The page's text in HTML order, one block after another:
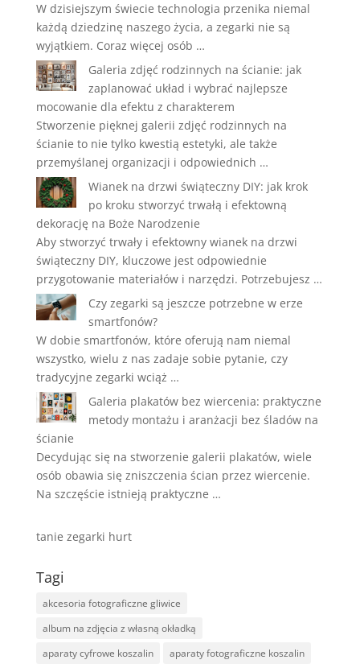
W dzisiejszym świecie technologia przenika niemal
każdą dziedzinę naszego życia, a zegarki nie są
wyjątkiem. Coraz więcej osób …
Galeria zdjęć rodzinnych na ścianie: jak
zaplanować układ i wybrać najlepsze
mocowanie dla efektu z charakterem
Stworzenie pięknej galerii zdjęć rodzinnych na
ścianie to nie tylko kwestią estetyki, ale także
przemyślanej organizacji i odpowiednich …
Wianek na drzwi świąteczny DIY: jak krok
po kroku stworzyć trwałą i efektowną
dekorację na Boże Narodzenie
Aby stworzyć trwały i efektowny wianek na drzwi
świąteczny DIY, kluczowe jest odpowiednie
przygotowanie materiałów i narzędzi. Potrzebujesz …
Czy zegarki są jeszcze potrzebne w erze
smartfonów?
W dobie smartfonów, które oferują nam niemal
wszystko, wielu z nas zadaje sobie pytanie, czy
tradycyjne zegarki wciąż …
Galeria plakatów bez wiercenia: praktyczne
metody montażu i aranżacji bez śladów na
ścianie
Decydując się na stworzenie galerii plakatów, wiele
osób obawia się zniszczenia ścian przez wiercenie.
Na szczęście istnieją praktyczne …
tanie zegarki hurt
Tagi
akcesoria fotograficzne gliwice
album na zdjęcia z własną okładką
aparaty cyfrowe koszalin
aparaty fotograficzne koszalin